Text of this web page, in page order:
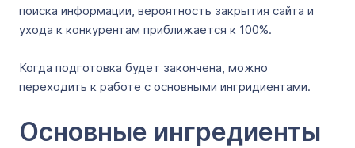
поиска информации, вероятность закрытия сайта и
ухода к конкурентам приближается к 100%.
Когда подготовка будет закончена, можно
переходить к работе с основными ингридиентами.
Основные ингредиенты